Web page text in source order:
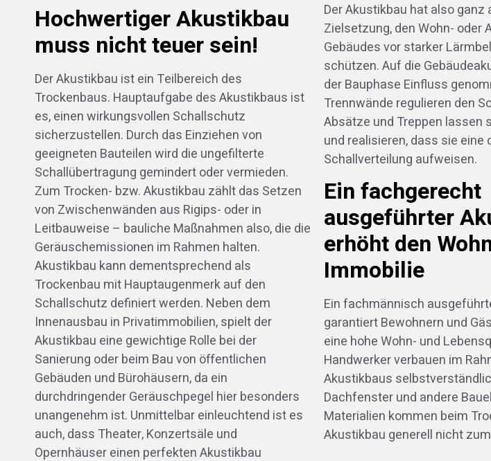
Hochwertiger Akustikbau
muss nicht teuer sein!
Der Akustikbau ist ein Teilbereich des
Trockenbaus. Hauptaufgabe des Akustikbaus ist
es, einen wirkungsvollen Schallschutz
sicherzustellen. Durch das Einziehen von
geeigneten Bauteilen wird die ungefilterte
Schallübertragung gemindert oder vermieden.
Zum Trocken- bzw. Akustikbau zählt das Setzen
von Zwischenwänden aus Rigips- oder in
Leitbauweise – bauliche Maßnahmen also, die die
Geräuschemissionen im Rahmen halten.
Akustikbau kann dementsprechend als
Trockenbau mit Hauptaugenmerk auf den
Schallschutz definiert werden. Neben dem
Innenausbau in Privatimmobilien, spielt der
Akustikbau eine gewichtige Rolle bei der
Sanierung oder beim Bau von öffentlichen
Gebäuden und Bürohäusern, da ein
durchdringender Geräuschpegel hier besonders
unangenehm ist. Unmittelbar einleuchtend ist es
auch, dass Theater, Konzertsäle und
Opernhäuser einen perfekten Akustikbau
Der Akustikbau hat also ganz
Zielsetzung, den Wohn- oder
Gebäudes vor starker
schützen. Auf die
der Bauphase Einfluss
Trennwände regulieren den
Absätze und Treppen lassen
und realisieren, dass sie eine
Schallverteilung aufweisen.
Ein fachgerecht
ausgeführter
erhöht den
Immobilie
Ein fachmännisch
garantiert Bewohnern und
eine hohe Wohn- und
Handwerker verbauen im
Akustikbaus
Dachfenster und andere
Materialien kommen beim
Akustikbau generell nicht